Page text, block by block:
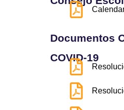
Documentos
COVID-19